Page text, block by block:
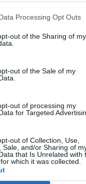
Processing Opt Outs
out of the Sharing of my
out of the Sale of my
out of processing my
for Targeted
out of Collection, Use,
Sale, and/or Sharing of
that Is Unrelated with
which it was collected.
και
κάναμε αυτό ειδικά
κρίσεων.
πανηγυρίζουμε
στα εύκολα και
τοnotospress.gr στο
ΠΑΥΛΟΣ ΜΑΡΙΝΑΚΗΣ